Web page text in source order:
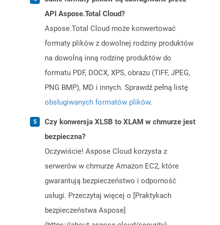
API Aspose.Total Cloud?
Aspose.Total Cloud może konwertować
formaty plików z dowolnej rodziny produktów
na dowolną inną rodzinę produktów do
formatu PDF, DOCX, XPS, obrazu (TIFF, JPEG,
PNG BMP), MD i innych. Sprawdź pełną listę
obsługiwanych formatów plików.
Czy konwersja XLSB to XLAM w chmurze jest
bezpieczna?
Oczywiście! Aspose Cloud korzysta z
serwerów w chmurze Amazon EC2, które
gwarantują bezpieczeństwo i odporność
usługi. Przeczytaj więcej o [Praktykach
bezpieczeństwa Aspose]